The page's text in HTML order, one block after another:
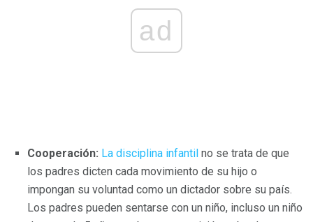
ad
Cooperación: La disciplina infantil no se trata de que
los padres dicten cada movimiento de su hijo o
impongan su voluntad como un dictador sobre su país.
Los padres pueden sentarse con un niño, incluso un niño